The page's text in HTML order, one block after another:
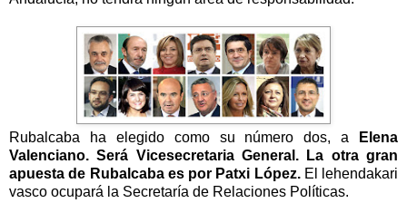
Rubalcaba ha elegido como su número dos, a
Elena
Valenciano. Será Vicesecretaria General.
La otra gran
apuesta de Rubalcaba es por Patxi López.El lehendakari
vasco ocupará la Secretaría de Relaciones Políticas.